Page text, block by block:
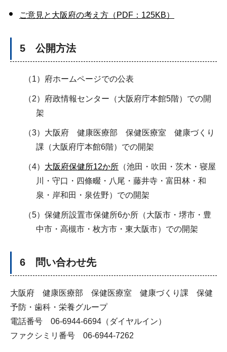
ご意見と大阪府の考え方（PDF：125KB）
5 公開方法
（1）府ホームページでの公表
（2）府政情報センター（大阪府庁本館5階）での開
架
（3）大阪府 健康医療部 保健医療室 健康づくり
課（大阪府庁本館6階）での開架
（4） 大阪府保健所12か所 （池田・吹田・茨木・寝屋
川・守口・四條畷・八尾・藤井寺・富田林・和
泉・岸和田・泉佐野）での開架
（5）保健所設置市保健所6か所（大阪市・堺市・豊
中市・高槻市・枚方市・東大阪市）での開架
6 問い合わせ先
大阪府 健康医療部 保健医療室 健康づくり課 保健
予防・歯科・栄養グループ
電話番号 06-6944-6694（ダイヤルイン）
ファクシミリ番号 06-6944-7262